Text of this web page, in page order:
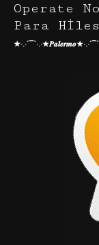
Operate
Para